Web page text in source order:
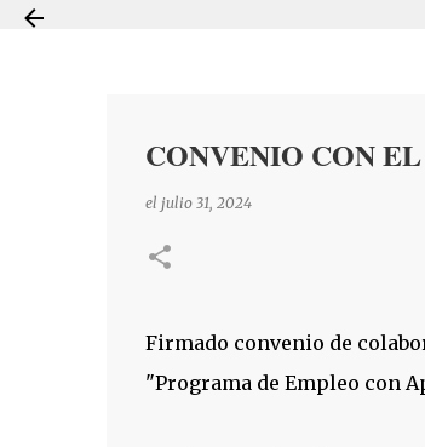
CONVENIO CON
el julio 31, 2024
Firmado convenio de
"Programa de Empleo con